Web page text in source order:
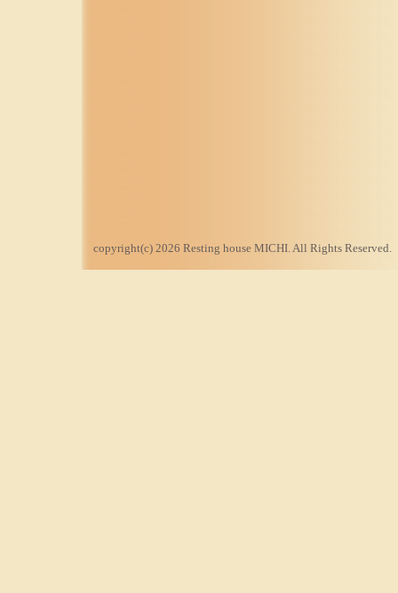
copyright(c) 2026 Resting house MICHI. All Rights Reserved.